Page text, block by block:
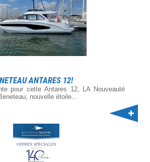
ANTARES 12!
pour cette Antares 12, LA Nouveauté
nouvelle étoile...